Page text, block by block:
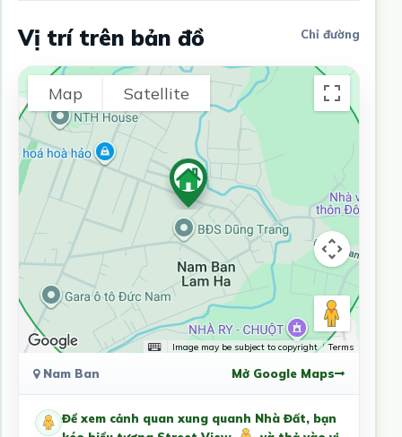
Vị trí trên bản đồ Chỉ đường
Map Satellite
Image may be subject to copyright Terms
Nam Ban Mở Google Maps
Để xem cảnh quan xung quanh Nhà Đất, bạn